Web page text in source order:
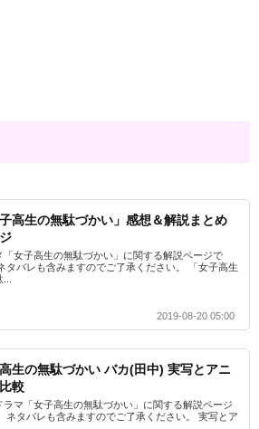
子高生の無駄づかい」感想＆解説まとめ
「女子高生の無駄づかい」に関する解説ページで
タバレも含みますのでご了承ください。 「女子高生
2019-08-20 05:00
生の無駄づかい バカ(田中) 実写とアニ
較
ラマ「女子高生の無駄づかい」に関する解説ページ
ネタバレも含みますのでご了承ください。 実写とア